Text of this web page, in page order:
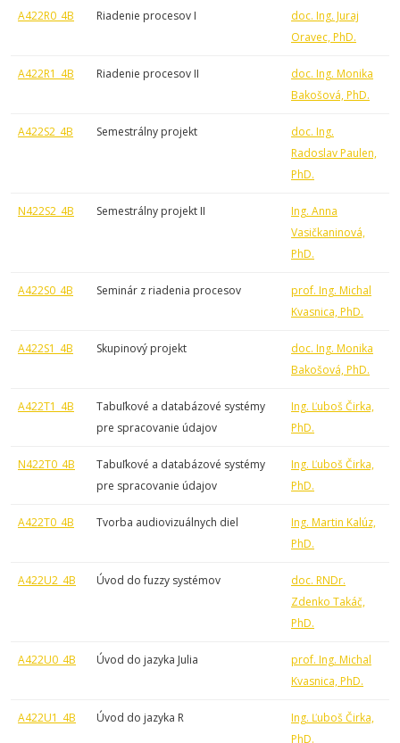
A422R0_4B Riadenie procesov I
doc. Ing. Juraj
Oravec, PhD.
A422R1_4B Riadenie procesov II
doc. Ing. Monika
Bakošová, PhD.
A422S2_4B Semestrálny projekt
doc. Ing.
Radoslav Paulen,
PhD.
N422S2_4B Semestrálny projekt II
Ing. Anna
Vasičkaninová,
PhD.
A422S0_4B Seminár z riadenia procesov
prof. Ing. Michal
Kvasnica, PhD.
A422S1_4B Skupinový projekt
doc. Ing. Monika
Bakošová, PhD.
A422T1_4B
Tabuľkové a databázové systémy
pre spracovanie údajov
Ing. Ľuboš Čirka,
PhD.
N422T0_4B
Tabuľkové a databázové systémy
pre spracovanie údajov
Ing. Ľuboš Čirka,
PhD.
A422T0_4B Tvorba audiovizuálnych diel
Ing. Martin Kalúz,
PhD.
A422U2_4B Úvod do fuzzy systémov
doc. RNDr.
Zdenko Takáč,
PhD.
A422U0_4B Úvod do jazyka Julia
prof. Ing. Michal
Kvasnica, PhD.
A422U1_4B Úvod do jazyka R
Ing. Ľuboš Čirka,
PhD.